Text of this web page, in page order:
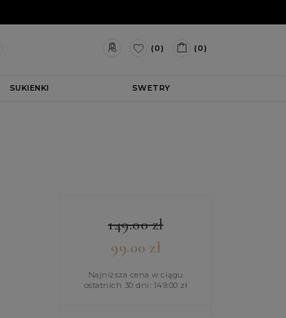
(0) (0)
SUKIENKI SWETRY
149.00zł
99.00 zł
Najniższa cena w ciągu
ostatnich 30 dni: 149.00 zł